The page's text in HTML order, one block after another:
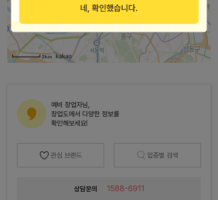
2km
가맹점 지도로 보기
예비 창업자님,
창업도에서 다양한 정보를
확인해보세요!
관심 브랜드 업종별 검색
상담문의 1588-6911